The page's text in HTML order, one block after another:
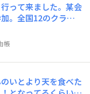
って来ました。某会
。全国12のクラフ
わってきました。ク
界での現状等の説明
うと思える一時でし
帳
いとより天を食べた